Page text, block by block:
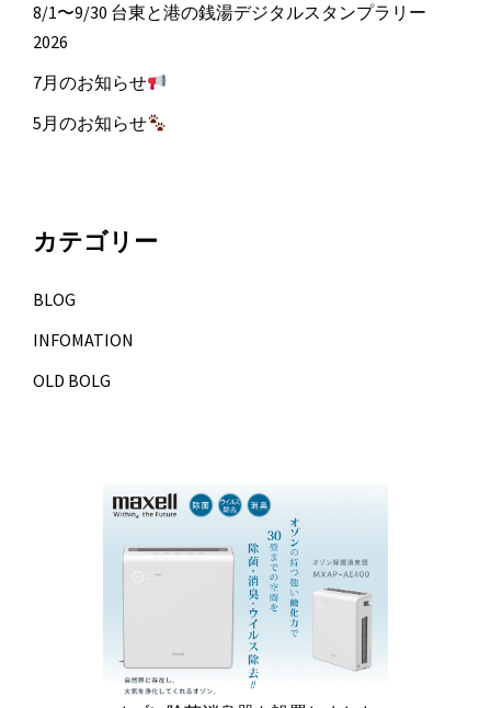
8/1〜9/30 台東と港の銭湯デジタルスタンプラリー
2026
7月のお知らせ
5月のお知らせ
カテゴリー
BLOG
INFOMATION
OLD BOLG